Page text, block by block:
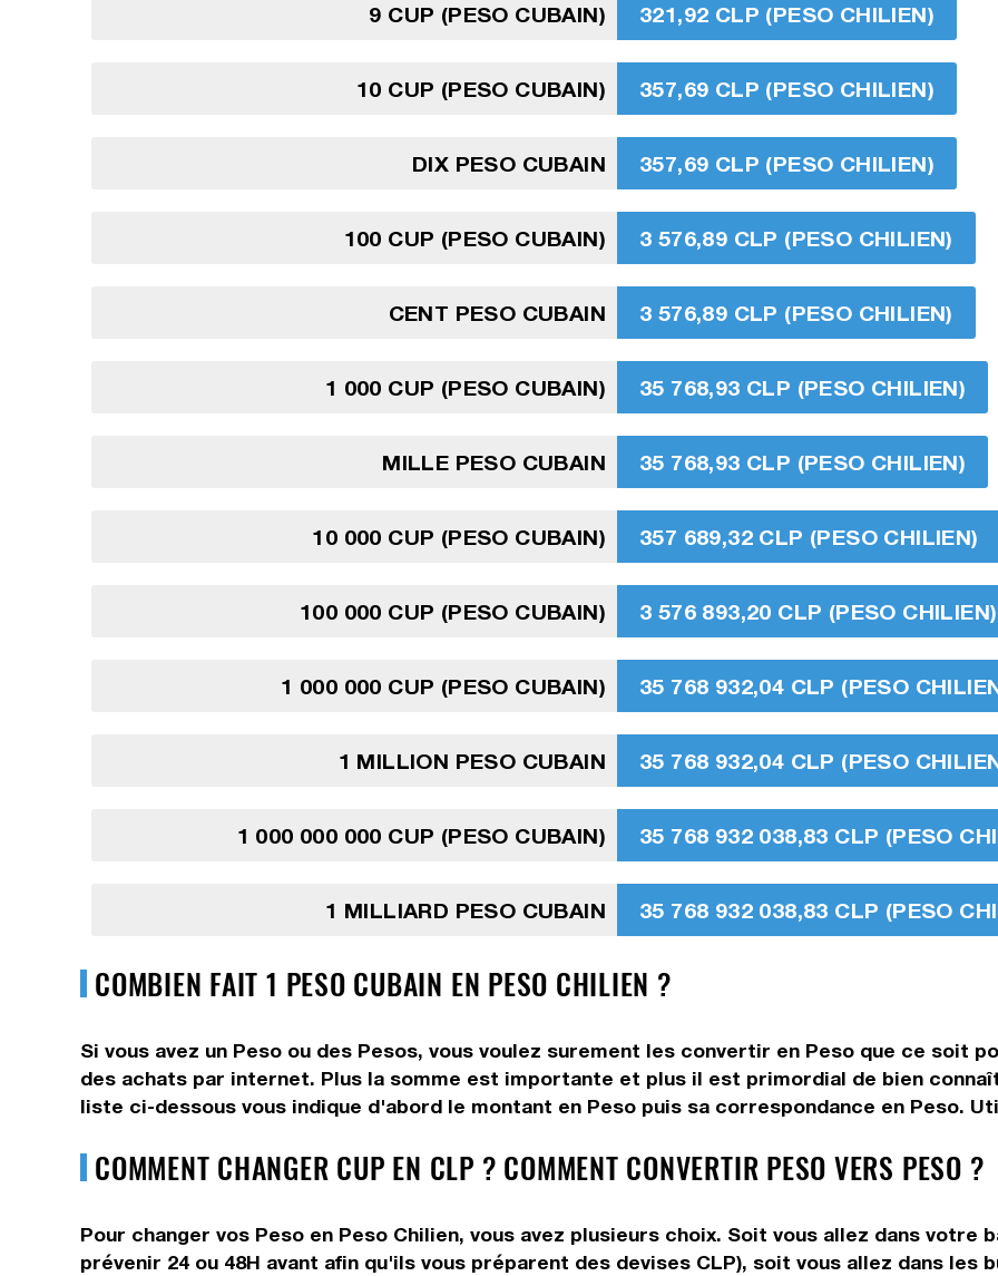
9 CUP (PESO CUBAIN) 321,92 CLP (PESO CHILIEN)
10 CUP (PESO CUBAIN) 357,69 CLP (PESO CHILIEN)
DIX PESO CUBAIN 357,69 CLP (PESO CHILIEN)
100 CUP (PESO CUBAIN) 3 576,89 CLP (PESO CHILIEN)
CENT PESO CUBAIN 3 576,89 CLP (PESO CHILIEN)
1 000 CUP (PESO CUBAIN) 35 768,93 CLP (PESO CHILIEN)
MILLE PESO CUBAIN 35 768,93 CLP (PESO CHILIEN)
10 000 CUP (PESO CUBAIN) 357 689,32 CLP (PESO CHILIEN)
100 000 CUP (PESO CUBAIN) 3 576 893,20 CLP (PESO CHILIEN)
1 000 000 CUP (PESO CUBAIN) 35 768 932,04 CLP (PESO
1 MILLION PESO CUBAIN 35 768 932,04 CLP (PESO
1 000 000 000 CUP (PESO CUBAIN) 35 768 932 038,83 CLP (PESO
1 MILLIARD PESO CUBAIN 35 768 932 038,83 CLP (PESO
COMBIEN FAIT 1 PESO CUBAIN EN PESO CHILIEN ?
Si vous avez un Peso ou des Pesos, vous voulez surement les convertir en Peso que ce soit
des achats par internet. Plus la somme est importante et plus il est primordial de bien
liste ci-dessous vous indique d'abord le montant en Peso puis sa correspondance en Peso.
COMMENT CHANGER CUP EN CLP ? COMMENT CONVERTIR PESO VERS PESO ?
Pour changer vos Peso en Peso Chilien, vous avez plusieurs choix. Soit vous allez dans votre
prévenir 24 ou 48H avant afin qu'ils vous préparent des devises CLP), soit vous allez dans les